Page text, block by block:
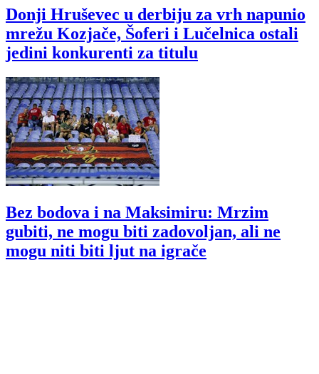
Donji Hruševec u derbiju za vrh napunio
mrežu Kozjače, Šoferi i Lučelnica ostali
jedini konkurenti za titulu
Bez bodova i na Maksimiru: Mrzim
gubiti, ne mogu biti zadovoljan, ali ne
mogu niti biti ljut na igrače